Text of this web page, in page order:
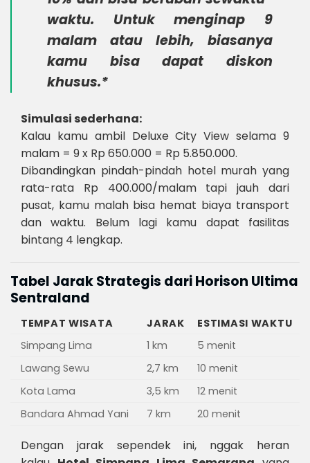
waktu. Untuk menginap 9
malam atau lebih, biasanya
kamu bisa dapat diskon
khusus.*
Simulasi sederhana:
Kalau kamu ambil Deluxe City View selama 9
malam = 9 x Rp 650.000 = Rp 5.850.000.
Dibandingkan pindah-pindah hotel murah yang
rata-rata Rp 400.000/malam tapi jauh dari
pusat, kamu malah bisa hemat biaya transport
dan waktu. Belum lagi kamu dapat fasilitas
bintang 4 lengkap.
Tabel Jarak Strategis dari Horison Ultima
Sentraland
TEMPAT WISATA JARAK
ESTIMASI WAKTU
Simpang Lima
1 km
5 menit
Lawang Sewu
2,7 km
10 menit
Kota Lama
3,5 km
12 menit
Bandara Ahmad Yani
7 km 20 menit
Dengan jarak sependek ini, nggak heran